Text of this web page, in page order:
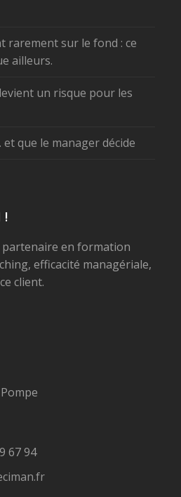
rarement sur le fond : ce
ailleurs.
un risque pour les
que le manager décide
!
partenaire en formation
efficacité managériale,
client.
67 94